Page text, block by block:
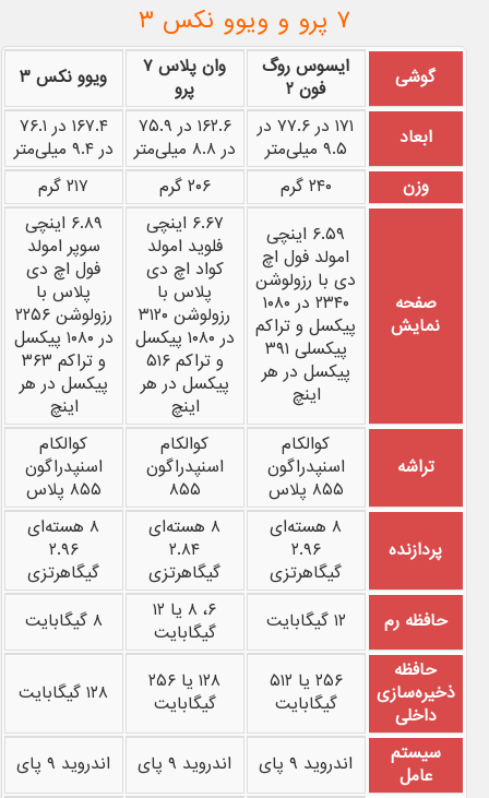
۷ پرو و ویوو نکس ۳
گوشی
ایسوس روگ
فون ۲
وان پلاس ۷
پرو
ویوو نکس ۳
ابعاد
۱۷۱ در ۷۷.۶ در
۹.۵ میلی‌متر
۱۶۲.۶ در ۷۵.۹
در ۸.۸ میلی‌متر
۱۶۷.۴ در ۷۶.۱
در ۹.۴ میلی‌متر
وزن
۲۴۰ گرم ۲۰۶ گرم ۲۱۷ گرم
صفحه
نمایش
۶.۵۹ اینچی
امولد فول اچ
دی با رزولوشن
۲۳۴۰ در ۱۰۸۰
پیکسل و تراکم
پیکسلی ۳۹۱
پیکسل در هر
اینچ
۶.۶۷ اینچی
فلوید امولد
کواد اچ دی
پلاس با
رزولوشن ۳۱۲۰
در ۱۰۸۰ پیکسل
و تراکم ۵۱۶
پیکسل در هر
اینچ
۶.۸۹ اینچی
سوپر امولد
فول اچ دی
پلاس با
رزولوشن ۲۲۵۶
در ۱۰۸۰ پیکسل
و تراکم ۳۶۳
پیکسل در هر
اینچ
تراشه
کوالکام
اسنپدراگون
۸۵۵ پلاس
کوالکام
اسنپدراگون
۸۵۵
کوالکام
اسنپدراگون
۸۵۵ پلاس
پردازنده
۸ هسته‌ای
۲.۹۶
گیگاهرتزی
۸ هسته‌ای
۲.۸۴
گیگاهرتزی
۸ هسته‌ای
۲.۹۶
گیگاهرتزی
حافظه رم
۱۲ گیگابایت
۶، ۸ یا ۱۲
گیگابایت
۸ گیگابایت
حافظه
ذخیره‌سازی
داخلی
۲۵۶ یا ۵۱۲
گیگابایت
۱۲۸ یا ۲۵۶
گیگابایت
۱۲۸ گیگابایت
سیستم
عامل
اندروید ۹ پای اندروید ۹ پای
اندروید ۹ پای